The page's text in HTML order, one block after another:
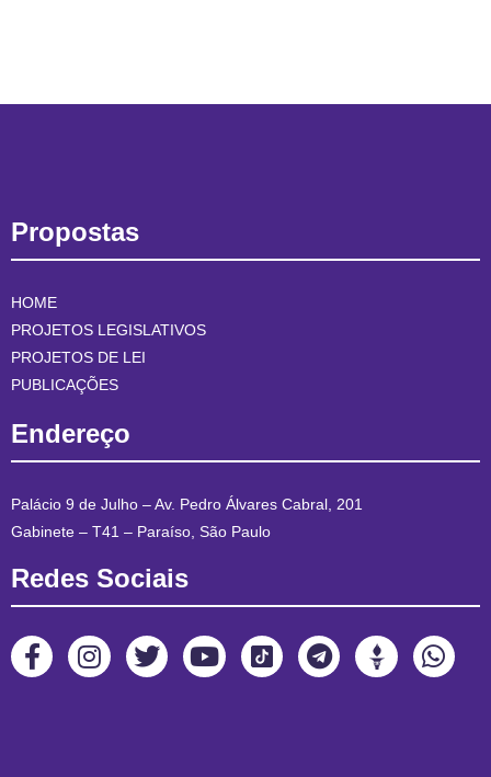
Propostas
HOME
PROJETOS LEGISLATIVOS
PROJETOS DE LEI
PUBLICAÇÕES
Endereço
Palácio 9 de Julho – Av. Pedro Álvares Cabral, 201
Gabinete – T41 – Paraíso, São Paulo
Redes Sociais